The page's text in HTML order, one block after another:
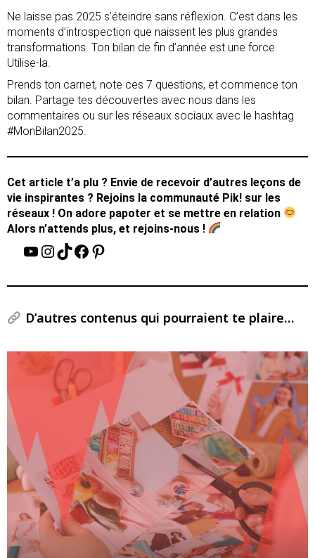
Ne laisse pas 2025 s’éteindre sans réflexion. C’est dans les
moments d’introspection que naissent les plus grandes
transformations. Ton bilan de fin d’année est une force.
Utilise-la.
Prends ton carnet, note ces 7 questions, et commence ton
bilan. Partage tes découvertes avec nous dans les
commentaires ou sur les réseaux sociaux avec le hashtag
#MonBilan2025.
Cet article t’a plu ? Envie de recevoir d’autres leçons de
vie inspirantes ? Rejoins la communauté Pik! sur les
réseaux ! On adore papoter et se mettre en relation
Alors n’attends plus, et rejoins-nous !
D’autres contenus qui pourraient te plaire…